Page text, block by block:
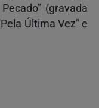
(gravada
Última Vez" e